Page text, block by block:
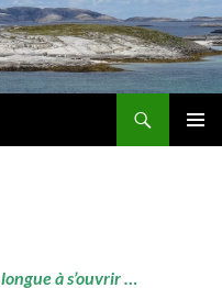
à s’ouvrir …